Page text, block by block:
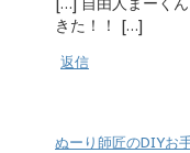
きた！！ […]
返信
ぬーり師匠のDIYお